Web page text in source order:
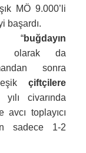
MÖ 9.000’li
başardı.
“buğdayın
olarak da
sonra
çiftçilere
civarında
toplayıcı
sadece 1-2